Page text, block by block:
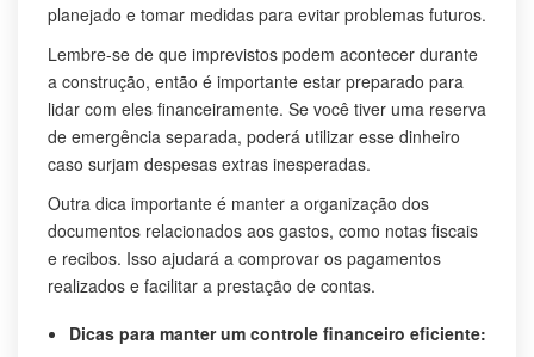
planejado e tomar medidas para evitar problemas futuros.
Lembre-se de que imprevistos podem acontecer durante
a construção, então é importante estar preparado para
lidar com eles financeiramente. Se você tiver uma reserva
de emergência separada, poderá utilizar esse dinheiro
caso surjam despesas extras inesperadas.
Outra dica importante é manter a organização dos
documentos relacionados aos gastos, como notas fiscais
e recibos. Isso ajudará a comprovar os pagamentos
realizados e facilitar a prestação de contas.
Dicas para manter um controle financeiro eficiente: